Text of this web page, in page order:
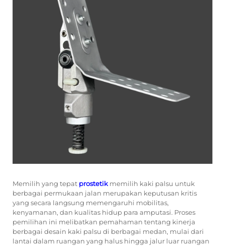
Memilih yang tepat prostetik memilih kaki palsu untuk
berbagai permukaan jalan merupakan keputusan kritis
yang secara langsung memengaruhi mobilitas,
kenyamanan, dan kualitas hidup para amputasi. Proses
pemilihan ini melibatkan pemahaman tentang kinerja
berbagai desain kaki palsu di berbagai medan, mulai dari
lantai dalam ruangan yang halus hingga jalur luar ruangan